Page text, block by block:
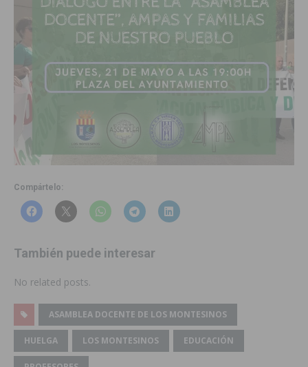
Compártelo:
También puede interesar
No related posts.
ASAMBLEA DOCENTE DE LOS MONTESINOS
HUELGA LOS MONTESINOS EDUCACIÓN